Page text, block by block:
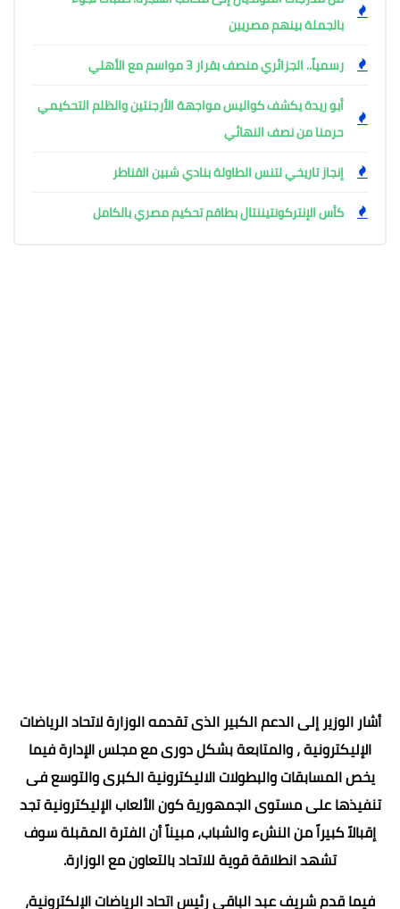
بالجملة بينهم مصريين
رسمياً.. الجزائري منصف بقرار 3 مواسم مع الأهلي
أبو ريدة يكشف كواليس مواجهة الأرجنتين والظلم التحكيمي
حرمنا من نصف النهائي
إنجاز تاريخي لتنس الطاولة بنادي شبين القناطر
كأس الإنتركونتيننتال بطاقم تحكيم مصري بالكامل
أشار الوزير إلى الدعم الكبير الذى تقدمه الوزارة لاتحاد الرياضات
الإليكترونية ، والمتابعة بشكل دورى مع مجلس الإدارة فيما
يخص المسابقات والبطولات الاليكترونية الكبرى والتوسع فى
تنفيذها على مستوى الجمهورية كون الألعاب الإليكترونية تجد
إقبالاً كبيراً من النشء والشباب، مبيناً أن الفترة المقبلة سوف
تشهد انطلاقة قوية للاتحاد بالتعاون مع الوزارة.
فيما قدم شريف عبد الباقي رئيس اتحاد الرياضات الإلكترونية،